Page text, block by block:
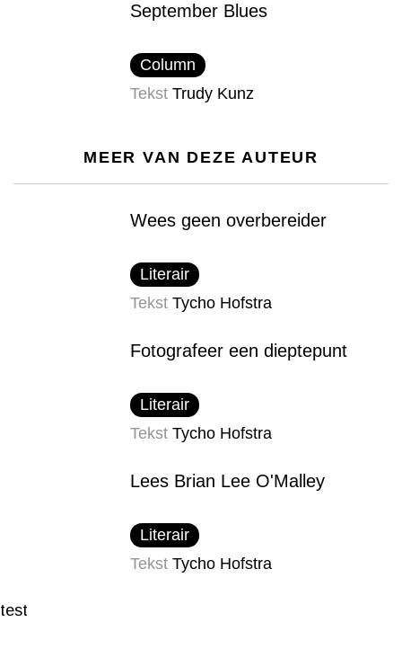
September Blues
Column
Tekst Trudy Kunz
MEER VAN DEZE AUTEUR
Wees geen overbereider
Literair
Tekst Tycho Hofstra
Fotografeer een dieptepunt
Literair
Tekst Tycho Hofstra
Lees Brian Lee O'Malley
Literair
Tekst Tycho Hofstra
test